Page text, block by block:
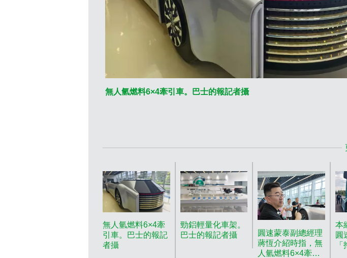
無人氫燃料6×4牽引車。巴士的報記者攝
無人氫燃料6×4牽
引車。巴士的報記
者攝
勁鋁輕量化車架。
巴士的報記者攝
圓速蒙泰副總經理
蔣恆介紹時指，無
人氫燃料6×4牽引
本
圓